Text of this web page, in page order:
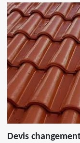
Devis